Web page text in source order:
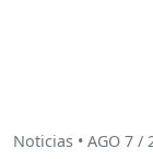
Noticias • AGO 7 /